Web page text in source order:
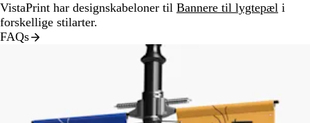
VistaPrint har designskabeloner til Bannere til lygtepæl i
forskellige stilarter.
FAQs